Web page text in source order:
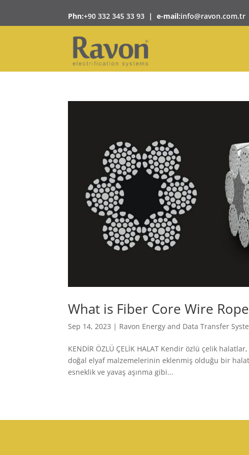
Phn:+90 332 345 33 93 |e-mail:info@ravon.com.tr
What is Fiber Core Wire Rope
Sep 14, 2023 | Ravon Energy and Data Transfer
KENDİR ÖZLÜ ÇELİK HALAT Kendir özlü çelik
doğal elyaf malzemelerinin eklenmiş olduğu bir halat
esneklik ve yavaş aşınma gibi...